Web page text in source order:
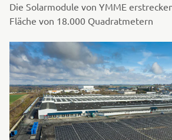
Die Solarmodule von YMME
Fläche von 18.000 Quadratmetern